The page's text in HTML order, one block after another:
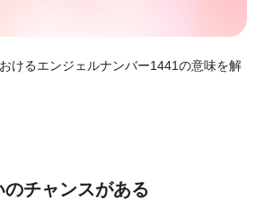
けるエンジェルナンバー1441の意味を解
チャンスがある